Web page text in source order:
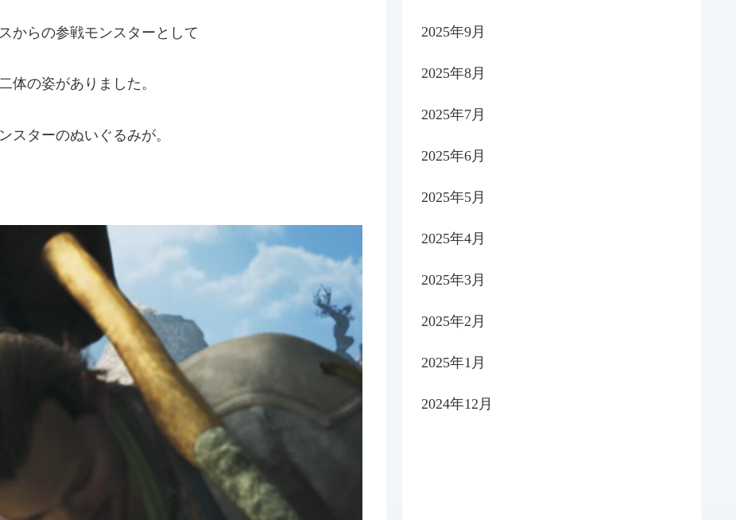
からの参戦モンスターとして
体の姿がありました。
スターのぬいぐるみが。
2025年9月
2025年8月
2025年7月
2025年6月
2025年5月
2025年4月
2025年3月
2025年2月
2025年1月
2024年12月